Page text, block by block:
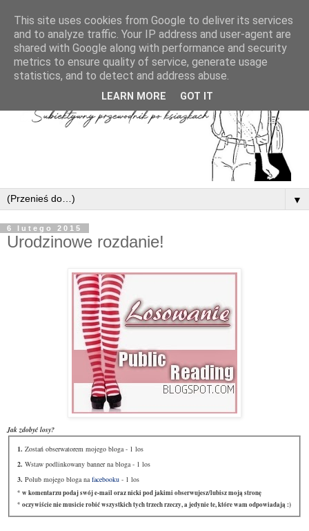
▼
6 lutego 2015
Urodzinowe rozdanie!
Jak zdobyć losy?
1. Zostań obserwatorem mojego bloga - 1 los
2. Wstaw podlinkowany banner na bloga - 1 los
3. Polub mojego bloga nafacebooku - 1 los
* w komentarzu podaj swój e-mail oraz nicki pod jakimi obserwujesz/lubisz moją stronę
* oczywiście nie musicie robić wszystkich tych trzech rzeczy, a jedynie te, które wam odpowiadają :)
This site uses cookies from Google to deliver its services
and to analyze traffic. Your IP address and user-agent are
shared with Google along with performance and security
metrics to ensure quality of service, generate usage
statistics, and to detect and address abuse.
LEARN MORE GOT IT